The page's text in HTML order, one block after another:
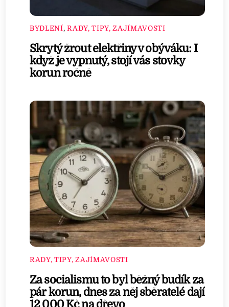
BYDLENÍ,RADY, TIPY, ZAJÍMAVOSTI
Skrytý žrout elektřiny v obýváku: I
když je vypnutý, stojí vás stovky
korun ročně
RADY, TIPY, ZAJÍMAVOSTI
Za socialismu to byl běžný budík za
pár korun, dnes za něj sběratelé dají
12 000 Kč na dřevo